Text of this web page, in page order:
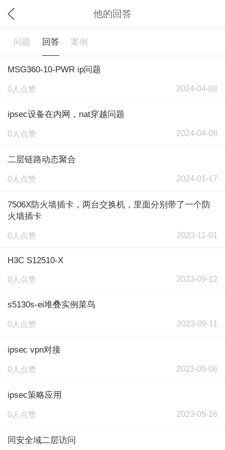
他的回答
问题 回答 案例
MSG360-10-PWR ip问题
0人点赞 2024-04-08
ipsec设备在内网，nat穿越问题
0人点赞 2024-04-08
二层链路动态聚合
0人点赞 2024-01-17
7506X防火墙插卡，两台交换机，里面分别带了一个防
火墙插卡
0人点赞 2023-11-01
H3C S12510-X
0人点赞 2023-09-12
s5130s-ei堆叠实例菜鸟
0人点赞 2023-09-11
ipsec vpn对接
0人点赞 2023-09-06
ipsec策略应用
0人点赞 2023-05-16
同安全域二层访问